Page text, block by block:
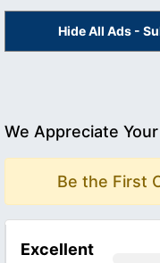
Hide All Ads -
We Appreciate
Be the First
Excellent